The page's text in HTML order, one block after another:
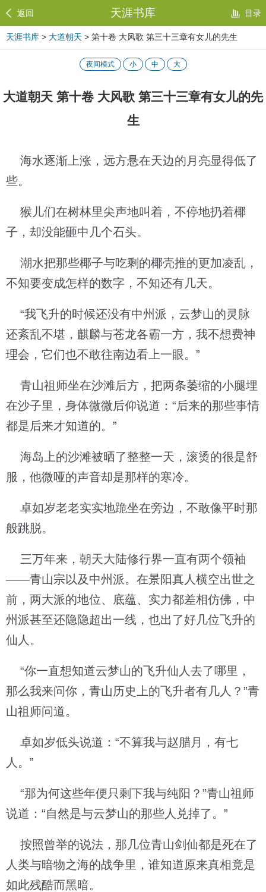
返回 天涯书库 目录
天涯书库 > 大道朝天 > 第十卷 大风歌 第三十三章有女儿的先生
夜间模式 小 中 大
大道朝天 第十卷 大风歌 第三十三章有女儿的先
生
海水逐渐上涨，远方悬在天边的月亮显得低了
些。
猴儿们在树林里尖声地叫着，不停地扔着椰
子，却没能砸中几个石头。
潮水把那些椰子与吃剩的椰壳推的更加凌乱，
不知要变成怎样的数字，不知还有几天。
“我飞升的时候还没有中州派，云梦山的灵脉
还紊乱不堪，麒麟与苍龙各霸一方，我不想费神
理会，它们也不敢往南边看上一眼。”
青山祖师坐在沙滩后方，把两条萎缩的小腿埋
在沙子里，身体微微后仰说道：“后来的那些事情
都是后来才知道的。”
海岛上的沙滩被晒了整整一天，滚烫的很是舒
服，他微哑的声音却是那样的寒冷。
卓如岁老老实实地跪坐在旁边，不敢像平时那
般跳脱。
三万年来，朝天大陆修行界一直有两个领袖
——青山宗以及中州派。在景阳真人横空出世之
前，两大派的地位、底蕴、实力都差相仿佛，中
州派甚至还隐隐超出一线，也出了好几位飞升的
仙人。
“你一直想知道云梦山的飞升仙人去了哪里，
那么我来问你，青山历史上的飞升者有几人？”青
山祖师问道。
卓如岁低头说道：“不算我与赵腊月，有七
人。”
“那为何这些年便只剩下我与纯阳？”青山祖师
说道：“自然是与云梦山的那些人兑掉了。”
按照曾举的说法，那几位青山剑仙都是死在了
人类与暗物之海的战争里，谁知道原来真相竟是
如此残酷而黑暗。